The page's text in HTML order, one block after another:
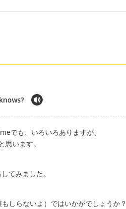
でも、いろいろありますが、
います。
てみました。
しらないよ）ではいかがでしょうか？